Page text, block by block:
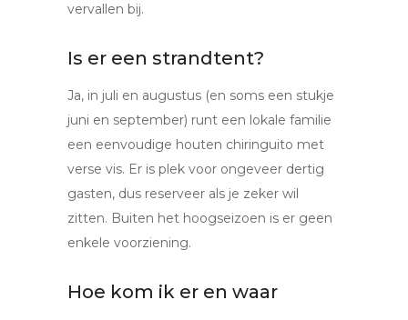
vervallen bij.
Is er een strandtent?
Ja, in juli en augustus (en soms een stukje
juni en september) runt een lokale familie
een eenvoudige houten chiringuito met
verse vis. Er is plek voor ongeveer dertig
gasten, dus reserveer als je zeker wil
zitten. Buiten het hoogseizoen is er geen
enkele voorziening.
Hoe kom ik er en waar